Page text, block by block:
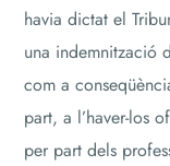
havia dictat el
una indemnització
com a
part, a l’haver-los
per part dels